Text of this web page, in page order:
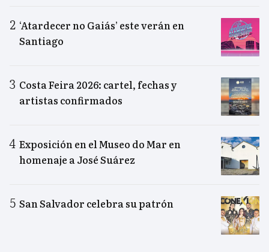
‘Atardecer no Gaiás’ este verán en
Santiago
Costa Feira 2026: cartel, fechas y
artistas confirmados
Exposición en el Museo do Mar en
homenaje a José Suárez
San Salvador celebra su patrón